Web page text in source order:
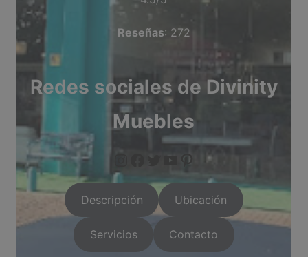
Reseñas: 272
Redes sociales de Divinity
Muebles
https://www.instagram.com/arganda.info/?next=%2F
facebook.com/
twitter.com/
https://
Pinterest
Descripción Ubicación
Servicios Contacto